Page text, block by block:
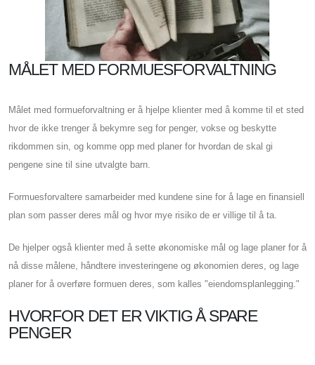
MÅLET MED FORMUESFORVALTNING
Målet med formueforvaltning er å hjelpe klienter med å komme til et sted
hvor de ikke trenger å bekymre seg for penger, vokse og beskytte
rikdommen sin, og komme opp med planer for hvordan de skal gi
pengene sine til sine utvalgte barn.
Formuesforvaltere samarbeider med kundene sine for å lage en finansiell
plan som passer deres mål og hvor mye risiko de er villige til å ta.
De hjelper også klienter med å sette økonomiske mål og lage planer for å
nå disse målene, håndtere investeringene og økonomien deres, og lage
planer for å overføre formuen deres, som kalles "eiendomsplanlegging."
HVORFOR DET ER VIKTIG Å SPARE
PENGER